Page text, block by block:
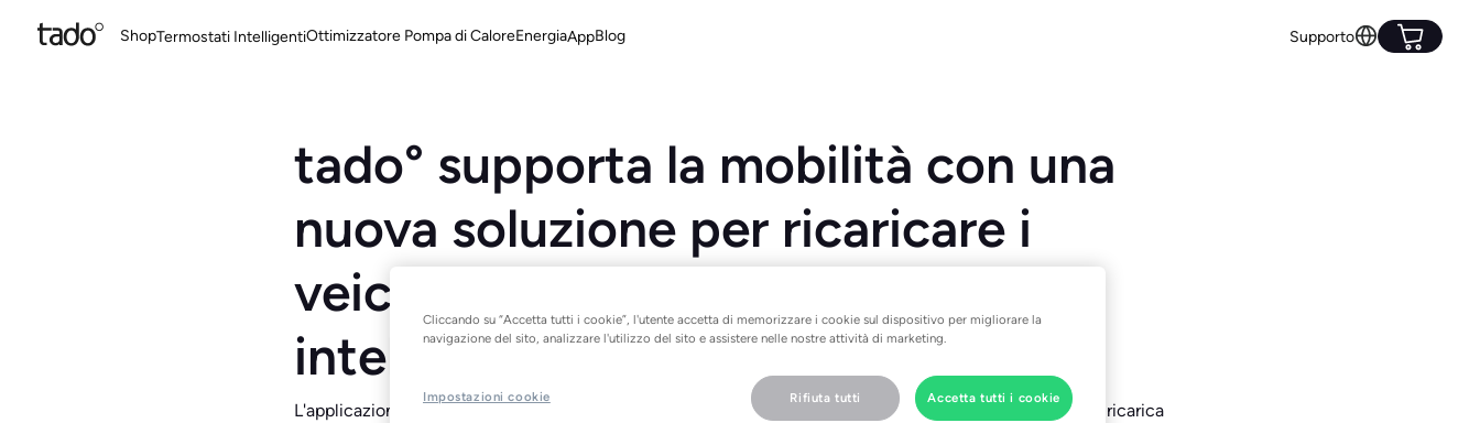
ShopTermostati IntelligentiOttimizzatore Pompa di CaloreEnergiaAppBlog Supporto
tado° supporta la mobilità con una
nuova soluzione per ricaricare i
veicoli elettrici in maniera
intelligente e a basso costo
L'applicazione tado° Smart Charging consente alle famiglie di risparmiare in media 300 euro sui costi di ricarica
Cliccando su “Accetta tutti i cookie”, l'utente accetta di memorizzare i cookie sul dispositivo per migliorare la
navigazione del sito, analizzare l'utilizzo del sito e assistere nelle nostre attività di marketing.
Impostazioni cookie Rifiuta tutti Accetta tutti i cookie